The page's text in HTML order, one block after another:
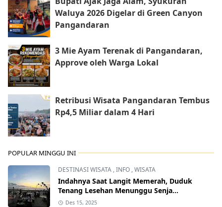
Waluya 2026 Digelar di Green Canyon
Pangandaran
3 Mie Ayam Terenak di Pangandaran,
Approve oleh Warga Lokal
Retribusi Wisata Pangandaran Tembus
Rp4,5 Miliar dalam 4 Hari
POPULAR MINGGU INI
DESTINASI WISATA ,INFO ,WISATA
Indahnya Saat Langit Memerah, Duduk
Tenang Lesehan Menunggu Senja
Pangandaran
Des 15, 2025